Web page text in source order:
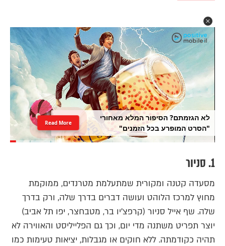
לא הגזמתם? הסיפור המלא מאחורי
"הסרט המופרע בכל הזמנים"
Read More
1. סניור
מסעדה קטנה ומקורית שמתעלמת מטרנדים, ממוקמת
מחוץ למרכז הלוהט ועושה דברים בדרך שלה, ורק בדרך
שלה. שף אייל סניור (קרפצ'יו בר, מטבחצר, יפו תל אביב)
יוצר תפריט משתנה מדי יום, וכך גם הפלייליסט והאווירה לא
תהיה כקודמתה. ללא חוקים או מגבלות, יציאות טעימות כמו